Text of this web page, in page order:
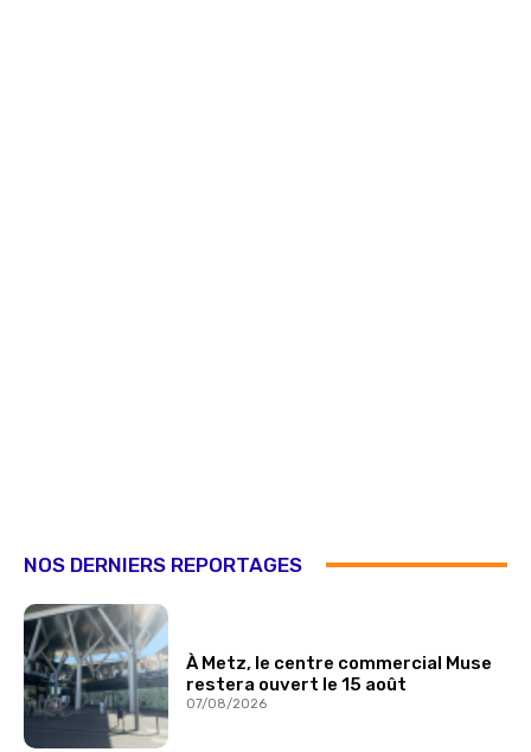
NOS DERNIERS REPORTAGES
À Metz, le centre commercial Muse
restera ouvert le 15 août
07/08/2026